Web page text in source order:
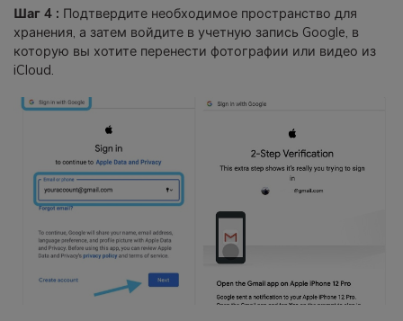
Шаг 4 : Подтвердите необходимое пространство для
хранения, а затем войдите в учетную запись Google, в
которую вы хотите перенести фотографии или видео из
iCloud.